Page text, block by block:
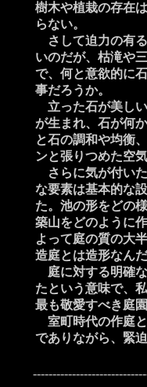
樹木や植栽の存在
らない。
さして迫力の有
いのだが、枯滝や
で、何と意欲的に
事だろうか。
立った石が美し
が生まれ、石が何
と石の調和や均衡
ンと張りつめた空
さらに気が付い
な要素は基本的な
た。池の形をどの
築山をどのように
よって庭の質の大
造庭とは造形なん
庭に対する明確
たという意味で、
最も敬愛すべき庭
室町時代の作庭
でありながら、緊